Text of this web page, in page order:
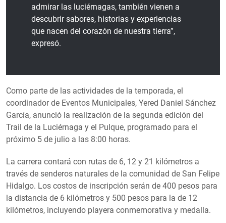
admirar las luciérnagas, también vienen a
descubrir sabores, historias y experiencias
que nacen del corazón de nuestra tierra”,
expresó.
Como parte de las actividades de la temporada, el
coordinador de Eventos Municipales, Yered Daniel Sánchez
García, anunció la realización de la segunda edición del
Trail de la Luciérnaga y el Pulque, programado para el
próximo 5 de julio a las 8:00 horas.
La carrera contará con rutas de 6, 12 y 21 kilómetros a
través de senderos naturales de la comunidad de San Felipe
Hidalgo. Los costos de inscripción serán de 400 pesos para
la distancia de 6 kilómetros y 500 pesos para la de 12
kilómetros, incluyendo playera conmemorativa y medalla.